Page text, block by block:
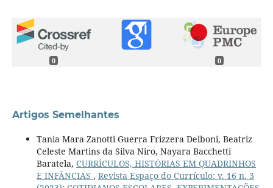
0 0
Artigos Semelhantes
Tania Mara Zanotti Guerra Frizzera Delboni, Beatriz
Celeste Martins da Silva Niro, Nayara Bacchetti
Baratela, CURRÍCULOS, HISTÓRIAS EM QUADRINHOS
E INFÂNCIAS , Revista Espaço do Currículo: v. 16 n. 3